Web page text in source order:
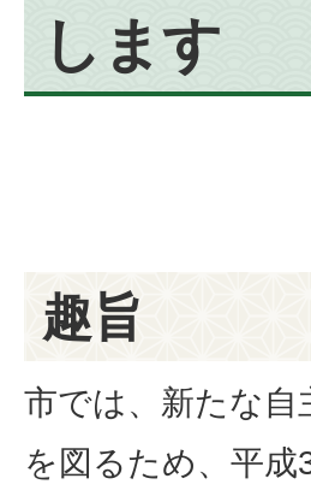
します
趣旨
市では、新たな自
を図るため、平